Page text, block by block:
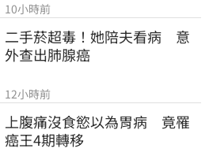
10小時前
二手菸超毒！她陪夫看病　意
外查出肺腺癌
12小時前
上腹痛沒食慾以為胃病　竟罹
癌王4期轉移